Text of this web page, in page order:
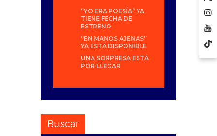
“YO ERA POESÍA” YA
TIENE FECHA DE
ESTRENO
“EN MANOS AJENAS”
YA ESTÁ DISPONIBLE
UNA SORPRESA ESTÁ
POR LLEGAR
Buscar